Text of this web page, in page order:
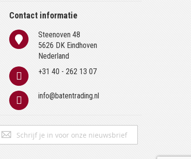
Contact informatie
Steenoven 48
5626 DK Eindhoven
Nederland
+31 40 - 262 13 07
info@batentrading.nl
Abonneer